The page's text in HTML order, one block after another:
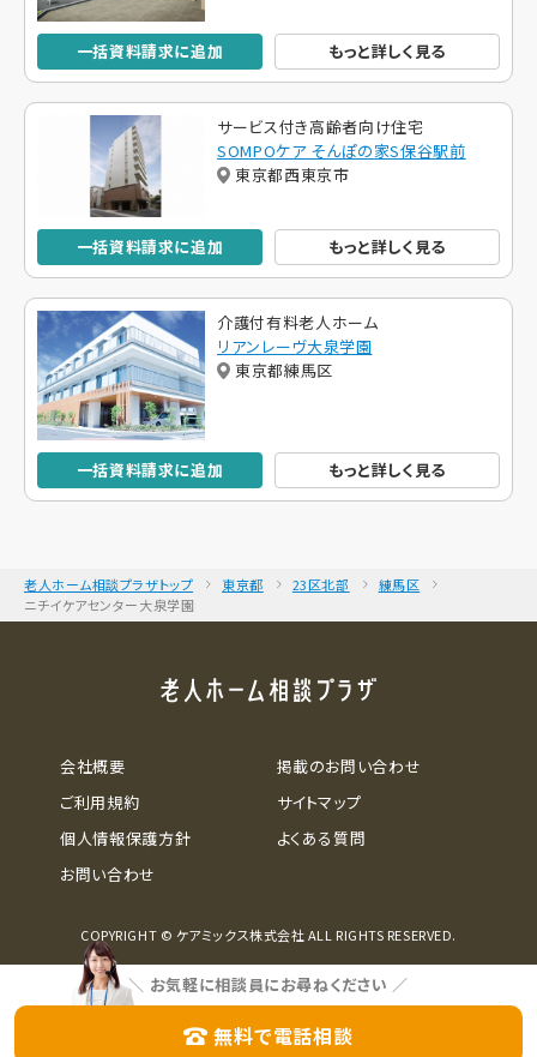
一括資料請求に追加 もっと詳しく見る
サービス付き高齢者向け住宅
SOMPOケア そんぽの家S保谷駅前
東京都西東京市
一括資料請求に追加 もっと詳しく見る
介護付有料老人ホーム
リアンレーヴ大泉学園
東京都練馬区
一括資料請求に追加 もっと詳しく見る
老人ホーム相談プラザトップ 東京都 23区北部
練馬区
ニチイケアセンター大泉学園
＼ お気軽に相談員にお尋ねください ／
無料で電話相談
会社概要
ご利用規約
個人情報保護方針
お問い合わせ
掲載のお問い合わせ
サイトマップ
よくある質問
COPYRIGHT © ケアミックス株式会社 ALL RIGHTS RESERVED.